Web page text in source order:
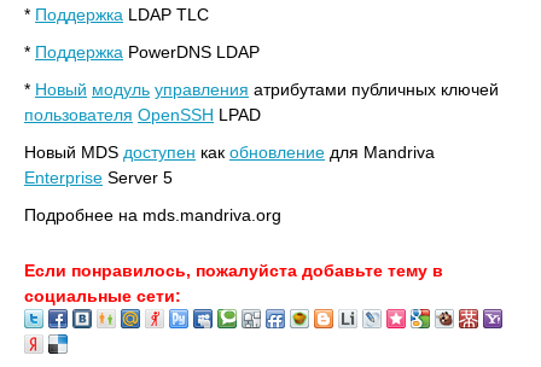
* Поддержка LDAP TLC
* Поддержка PowerDNS LDAP
* Новый модуль управления атрибутами публичных ключей
пользователя OpenSSH LPAD
Новый MDS доступен как обновление для Mandriva
Enterprise Server 5
Подробнее на mds.mandriva.org
Если понравилось, пожалуйста добавьте тему в
социальные сети: